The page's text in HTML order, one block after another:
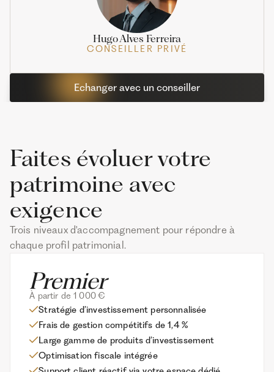
Hugo Alves Ferreira
CONSEILLER PRIVÉ
Echanger avec un conseiller
Faites évoluer votre
patrimoine avec
exigence
Trois niveaux d'accompagnement pour répondre à
chaque profil patrimonial.
À partir de 1 000 €
Stratégie d’investissement personnalisée
Frais de gestion compétitifs de 1,4 %
Large gamme de produits d’investissement
Optimisation fiscale intégrée